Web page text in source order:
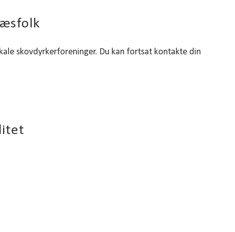
skovdyrkerforeninger. Du kan fortsat kontakte din